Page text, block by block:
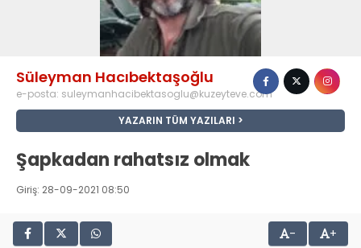
Süleyman Hacıbektaşoğlu
e-posta: suleymanhacibektasoglu@kuzeyteve.com
YAZARIN TÜM YAZILARI
Şapkadan rahatsız olmak
Giriş: 28-09-2021 08:50
- +